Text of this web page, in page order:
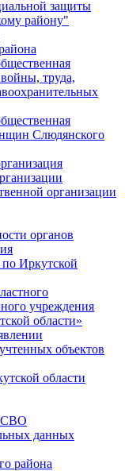
защиты
району"
труда,
Слюдянского
организации
органов
по Иркутской
учреждения
области»
объектов
области
СВО
данных
района